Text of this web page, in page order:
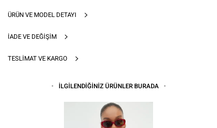
ÜRÜN VE MODEL DETAYI
İADE VE DEĞIŞIM
TESLIMAT VE KARGO
İLGİLENDİĞİNİZ ÜRÜNLER BURADA